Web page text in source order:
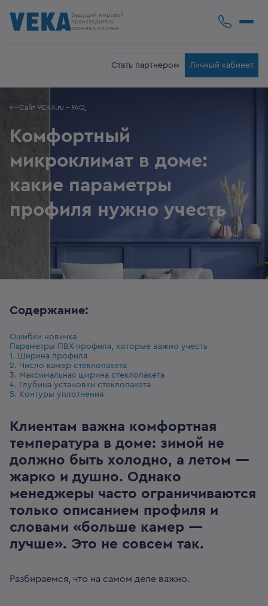
Ведущий мировой
производитель
оконных систем
Стать партнером Личный кабинет
Сайт VEKA.ru - FAQ
Комфортный
микроклимат в доме:
какие параметры
профиля нужно учесть
Содержание:
Ошибки новичка
Параметры ПВХ-профиля, которые важно учесть
1. Ширина профиля
2. Число камер стеклопакета
3. Максимальная ширина стеклопакета
4. Глубина установки стеклопакета
5. Контуры уплотнения
Клиентам важна комфортная
температура в доме: зимой не
должно быть холодно, а летом —
жарко и душно. Однако
менеджеры часто ограничиваются
только описанием профиля и
словами «больше камер —
лучше». Это не совсем так.
Разбираемся, что на самом деле важно.